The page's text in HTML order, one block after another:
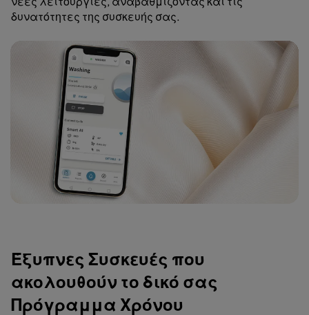
δυνατότητες της συσκευής σας.
Έξυπνες Συσκευές που
ακολουθούν το δικό σας
Πρόγραμμα Χρόνου